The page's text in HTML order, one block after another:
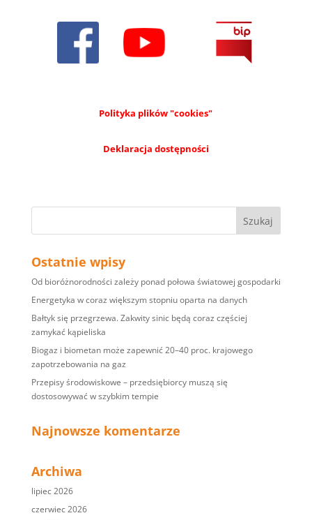
Polityka plików "cookies"
Deklaracja dostępności
Ostatnie wpisy
Od bioróżnorodności zależy ponad połowa światowej gospodarki
Energetyka w coraz większym stopniu oparta na danych
Bałtyk się przegrzewa. Zakwity sinic będą coraz częściej
zamykać kąpieliska
Biogaz i biometan może zapewnić 20–40 proc. krajowego
zapotrzebowania na gaz
Przepisy środowiskowe – przedsiębiorcy muszą się
dostosowywać w szybkim tempie
Najnowsze komentarze
Archiwa
lipiec 2026
czerwiec 2026